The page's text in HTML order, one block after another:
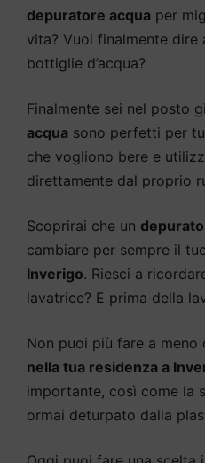
depuratore acqua per
vita? Vuoi finalmente
bottiglie d’acqua?
Finalmente sei nel posto
acqua sono perfetti per
che vogliono bere e
direttamente dal proprio
Scoprirai che un
cambiare per sempre il
Inverigo. Riesci a
lavatrice? E prima della
Non puoi più fare a meno
nella tua residenza a
importante, così come la
ormai deturpato dalla